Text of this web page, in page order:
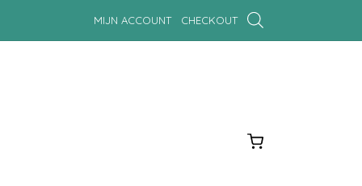
MIJN ACCOUNT CHECKOUT